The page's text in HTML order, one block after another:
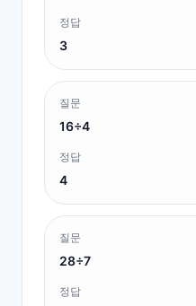
정답
3
질문
16÷4
정답
4
질문
28÷7
정답